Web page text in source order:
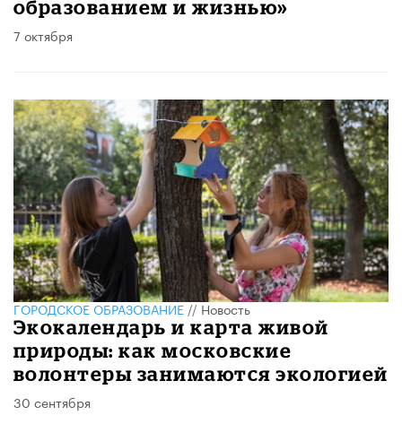
образованием и жизнью»
7 октября
ГОРОДСКОЕ ОБРАЗОВАНИЕ//Новость
Экокалендарь и карта живой
природы: как московские
волонтеры занимаются экологией
30 сентября